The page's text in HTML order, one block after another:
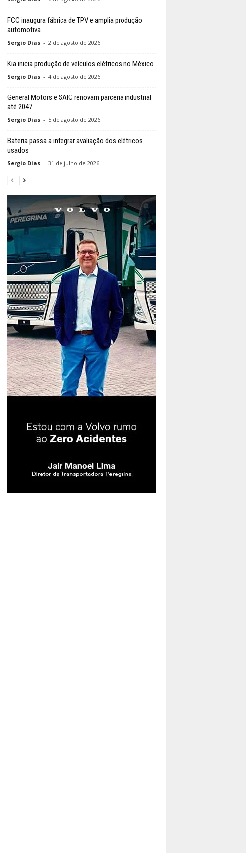
FCC inaugura fábrica de TPV e amplia produção
automotiva
Sergio Dias - 2 de agosto de 2026
Kia inicia produção de veículos elétricos no México
Sergio Dias - 4 de agosto de 2026
General Motors e SAIC renovam parceria industrial
até 2047
Sergio Dias - 5 de agosto de 2026
Bateria passa a integrar avaliação dos elétricos
usados
Sergio Dias - 31 de julho de 2026